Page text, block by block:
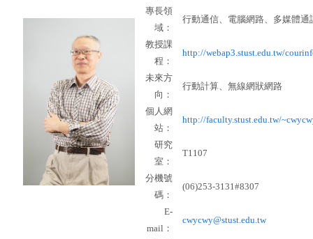
專長領
域：
行動通信、電腦網路、多媒體通
教授課
程：
http://webap3.stust.edu.tw/
未來方
向：
行動計算、無線網狀網路
個人網
站：
http://faculty.stust.edu.tw/
研究
室：
T1107
分機號
碼：
(06)253-3131#8307
E-
mail ：
cwycwy@stust.edu.tw